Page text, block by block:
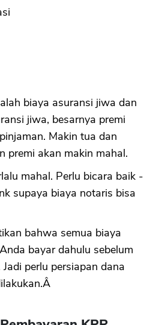
biaya asuransi jiwa dan
jiwa, besarnya premi
Makin tua dan
premi akan makin mahal.
mahal. Perlu bicara baik -
supaya biaya notaris bisa
bahwa semua biaya
bayar dahulu sebelum
perlu persiapan dana